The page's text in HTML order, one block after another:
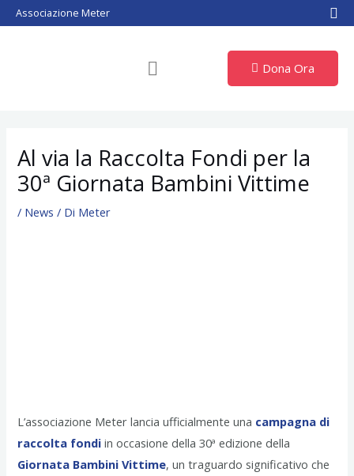
al
Associazione Meter
Dona Ora
Al via la Raccolta Fondi per la
30ª Giornata Bambini Vittime
/ News / Di Meter
L’associazione Meter lancia ufficialmente una campagna di
raccolta fondi in occasione della 30ª edizione della
Giornata Bambini Vittime, un traguardo significativo che